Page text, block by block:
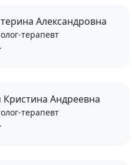
Александровна
терапевт
Кристина Андреевна
терапевт